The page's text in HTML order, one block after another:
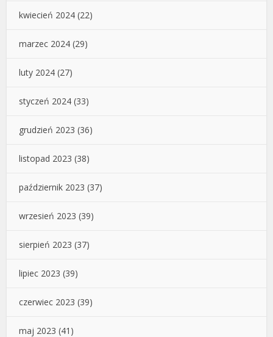
kwiecień 2024 (22)
marzec 2024 (29)
luty 2024 (27)
styczeń 2024 (33)
grudzień 2023 (36)
listopad 2023 (38)
październik 2023 (37)
wrzesień 2023 (39)
sierpień 2023 (37)
lipiec 2023 (39)
czerwiec 2023 (39)
maj 2023 (41)